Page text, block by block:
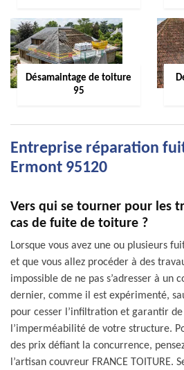
Désamaintage de toiture
95
Entreprise réparation
Ermont 95120
Vers qui se tourner pour les
cas de fuite de toiture ?
Lorsque vous avez une ou plusieurs
et que vous allez procéder à des
impossible de ne pas s’adresser à un
dernier, comme il est expérimenté,
pour cesser l’infiltration et garantir
l’imperméabilité de votre structure.
des prix défiant la concurrence,
l’artisan couvreur FRANCE TOITURE.